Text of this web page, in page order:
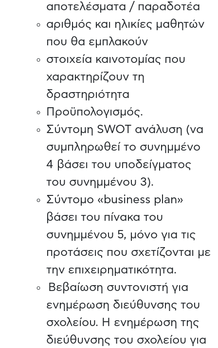
αποτελέσματα / παραδοτέα
αριθμός και ηλικίες μαθητών
που θα εμπλακούν
στοιχεία καινοτομίας που
χαρακτηρίζουν τη
δραστηριότητα
Προϋπολογισμός.
Σύντομη SWOT ανάλυση (να
συμπληρωθεί το συνημμένο
4 βάσει του υποδείγματος
του συνημμένου 3).
Σύντομο «business plan»
βάσει του πίνακα του
συνημμένου 5, μόνο για τις
προτάσεις που σχετίζονται με
την επιχειρηματικότητα.
Βεβαίωση συντονιστή για
ενημέρωση διεύθυνσης του
σχολείου. Η ενημέρωση της
διεύθυνσης του σχολείου για